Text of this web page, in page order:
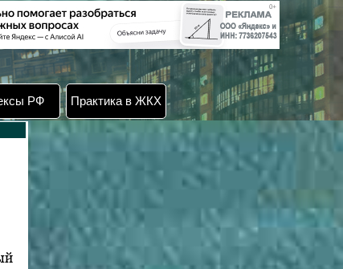
РФ Практика в ЖКХ